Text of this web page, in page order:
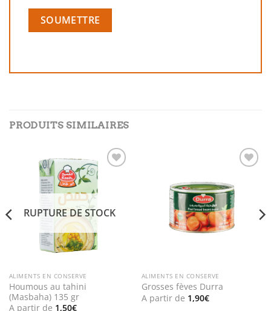
PRODUITS SIMILAIRES
RUPTURE DE STOCK
ALIMENTS EN CONSERVE
Houmous au tahini
(Masbaha) 135 gr
A partir de 1,50€
wishlist
ALIMENTS EN CONSERVE
Grosses fèves Durra
A partir de 1,90€